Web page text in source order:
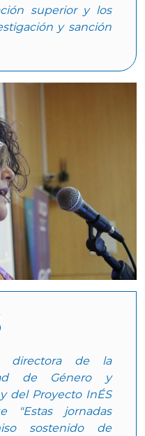
superior y los
y sanción
directora de la
de Género y
del Proyecto InÉS
"Estas jornadas
sostenido de